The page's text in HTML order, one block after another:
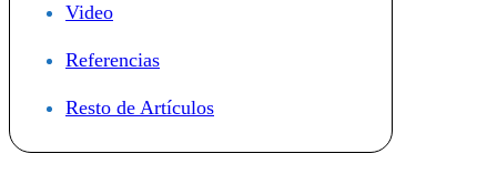
Video
Referencias
Resto de Artículos